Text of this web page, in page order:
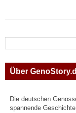
Suchen
Über
Die deutschen
spannende